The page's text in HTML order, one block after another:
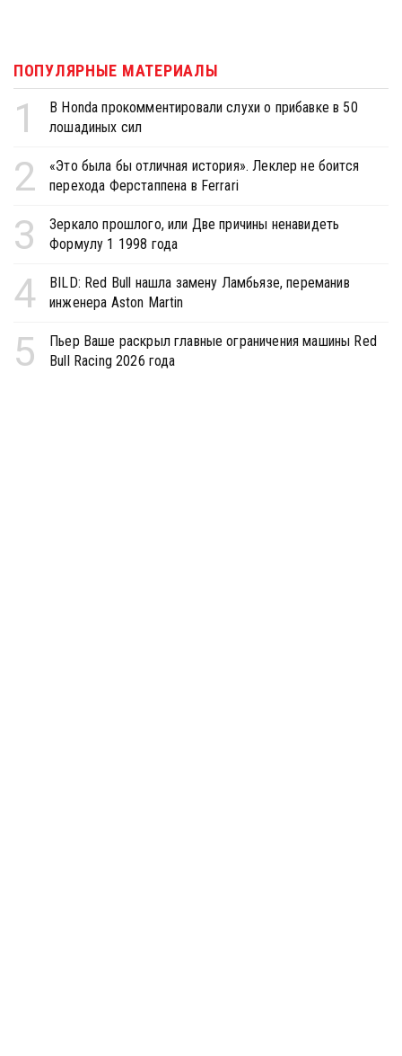
ПОПУЛЯРНЫЕ МАТЕРИАЛЫ
1
В Honda прокомментировали слухи о прибавке в 50
лошадиных сил
2
«Это была бы отличная история». Леклер не боится
перехода Ферстаппена в Ferrari
3
Зеркало прошлого, или Две причины ненавидеть
Формулу 1 1998 года
4
BILD: Red Bull нашла замену Ламбьязе, переманив
инженера Aston Martin
5
Пьер Ваше раскрыл главные ограничения машины Red
Bull Racing 2026 года